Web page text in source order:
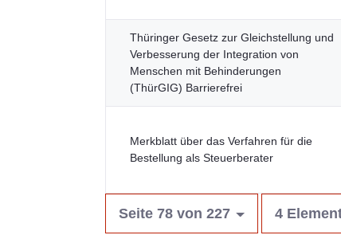
Thüringer Gesetz zur Gleichstellung und
Verbesserung der Integration von
Menschen mit Behinderungen
(ThürGIG) Barrierefrei
Merkblatt über das Verfahren für die
Bestellung als Steuerberater
Seite 78 von 227 4